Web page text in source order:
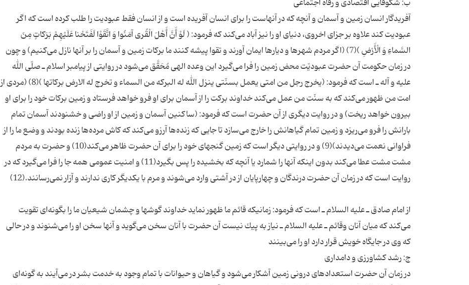
آفریدگار انسان زمین و آسمان و آنچه كه در آنهاست را برای انسان آفریده است و از انسان فقط عبودیت را طلب كرده است كه اگر
عبودیت كند علاوه بر جزای اخروی، دنیای او را نیز آباد می‌كند كه فرمود: ( لَوْ أَنَّ أَهْلَ الْقُرى آمَنُوا وَ اتَّقَوْا لَفَتَحْنا عَلَیْهِمْ بَرَكاتٍ مِنَ
السَّماءِ وَ الْأَرْضِ )(7) (اگر مردم شهرها و دیارها ایمان آورند و تقوا پیشه كنند ما بركات زمین و آسمان را بر آنها نازل می‌كنیم) و چون
در زمان حكومت آن حضرت عبودیّت محض زمین را فرا می‌گیرد این وعده الهی مُحَقَّق می‌شود در روایتی از پیامبر اسلام ـ صلّی الله
علیه و آله ـ است كه فرمود: (یخرج رجل من امتی یعمل بسنّتی ینزل الله له البركه من السماء و تخرج له الارض بركاتها )(8) (مردی از
امت من ظهور می‌كند كه به سنّت من عمل می‌كند خداوند بركت را از آسمان برای او فرو خواهد فرستاد و زمین بركات خود را برای او
بیرون خواهد ریخت) و در روایت دیگری از آن حضرت است كه فرمود: (ساكنین آسمان و زمین از او راضی و خشنودند آسمان تمام
بارانش را فرو می‌ریزد و زمین تمام گیاهانش را خارج می‌سازد تا جایی كه زنده‌ها آرزو می‌كند كه كاش مرده‌ها زنده بودند و وضع ما را از
فراوانی نعمت می‌دیدند)(9) و در روایتی دیگر است كه زمین گنجهای خود را برای آن حضرت ظاهر می‌كند(10) و حضرت به مردم
مشت مشت عطا می‌كند بدون اینكه آنها را شمارد یا آنچه كه بخشیده را پس بگیرد(11) و امنیت عمومی همه جا را فرا می‌گیرد كه در
از امام صادق ـ علیه السلام ـ است كه فرمود: زمانیكه قائم ما ظهور نماید خداوند گوشها و چشمان شیعیان ما را بگونه‌ای تقویت
می‌كند كه میان آنان وقائم ـ علیه السلام ـ نیاز به پیك نیست آن حضرت با آنان سخن می‌گوید و آنها سخن او را می‌شنوند و در حالی
در زمان آن حضرت استعدادهای درونی زمین آشكار می‌شود و گیاهان و حیوانات با تمام وجود به خدمت بشر در می‌آیند به گونه‌ای